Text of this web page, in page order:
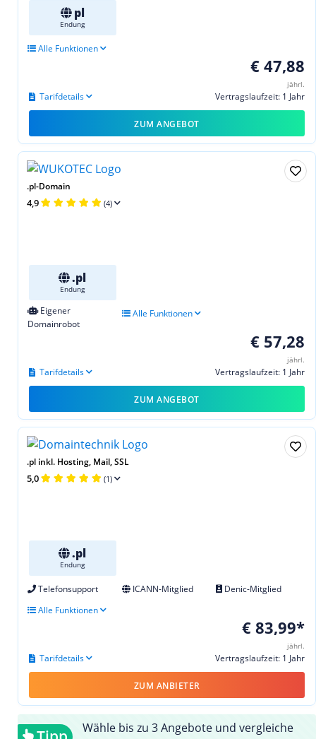
pl
Endung
Alle Funktionen
€ 47,88
jährl.
Vertragslaufzeit: 1 Jahr
Tarifdetails
ZUM ANGEBOT
.pl-Domain
4,9 (4)
.pl
Endung
Eigener
Domainrobot
Alle Funktionen
€ 57,28
jährl.
Vertragslaufzeit: 1 Jahr
Tarifdetails
ZUM ANGEBOT
.pl inkl. Hosting, Mail, SSL
5,0 (1)
.pl
Endung
Telefonsupport ICANN-Mitglied
Denic-Mitglied
Alle Funktionen
€ 83,99*
jährl.
Vertragslaufzeit: 1 Jahr
Tarifdetails
ZUM ANBIETER
Wähle bis zu 3 Angebote und vergleiche